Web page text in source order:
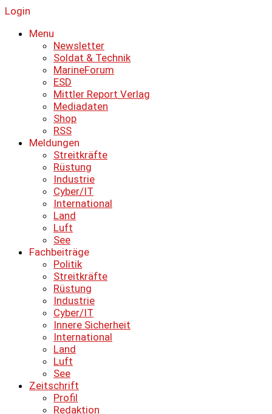
Login
Menu
Newsletter
Soldat & Technik
MarineForum
ESD
Mittler Report Verlag
Mediadaten
Shop
RSS
Meldungen
Streitkräfte
Rüstung
Industrie
Cyber/IT
International
Land
Luft
See
Fachbeiträge
Politik
Streitkräfte
Rüstung
Industrie
Cyber/IT
Innere Sicherheit
International
Land
Luft
See
Zeitschrift
Profil
Redaktion